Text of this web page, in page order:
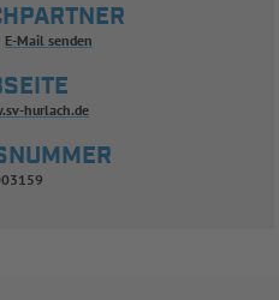
E-Mail senden
hurlach.de